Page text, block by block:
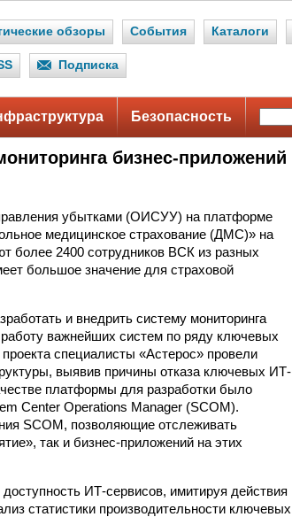
обзоры События Каталоги
Подписка
Безопасность
бизнес-приложений
убытками (ОИСУУ) на платформе
медицинское страхование (ДМС)» на
более 2400 сотрудников ВСК из разных
большое значение для страховой
и внедрить систему мониторинга
важнейших систем по ряду ключевых
специалисты «Астерос» провели
выявив причины отказа ключевых ИТ-
платформы для разработки было
Center Operations Manager (SCOM).
SCOM, позволяющие отслеживать
так и бизнес-приложений на этих
ИТ-сервисов, имитируя действия
статистики производительности ключевых